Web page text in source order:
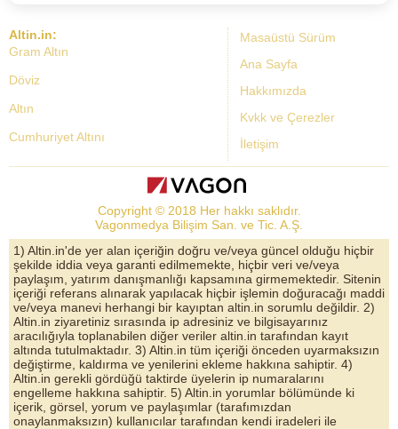
Masaüstü Sürüm
Ana Sayfa
Hakkımızda
Kvkk ve Çerezler
İletişim
Altin.in:
Gram Altın
Döviz
Altın
Cumhuriyet Altını
Dolar Kuru
Altın Yorumları
Döviz Kurları
Çeyrek Altın
Bitcoin
Euro/Dolar Parite
Sterlin
Döviz Arşivi
Copyright © 2018 Her hakkı saklıdır.
Vagonmedya Bilişim San. ve Tic. A.Ş.
1) Altin.in'de yer alan içeriğin doğru ve/veya güncel olduğu hiçbir
şekilde iddia veya garanti edilmemekte, hiçbir veri ve/veya
paylaşım, yatırım danışmanlığı kapsamına girmemektedir. Sitenin
içeriği referans alınarak yapılacak hiçbir işlemin doğuracağı maddi
ve/veya manevi herhangi bir kayıptan altin.in sorumlu değildir. 2)
Altin.in ziyaretiniz sırasında ip adresiniz ve bilgisayarınız
aracılığıyla toplanabilen diğer veriler altin.in tarafından kayıt
altında tutulmaktadır. 3) Altin.in tüm içeriği önceden uyarmaksızın
değiştirme, kaldırma ve yenilerini ekleme hakkına sahiptir. 4)
Altin.in gerekli gördüğü taktirde üyelerin ip numaralarını
engelleme hakkına sahiptir. 5) Altin.in yorumlar bölümünde ki
içerik, görsel, yorum ve paylaşımlar (tarafımızdan
onaylanmaksızın) kullanıcılar tarafından kendi iradeleri ile